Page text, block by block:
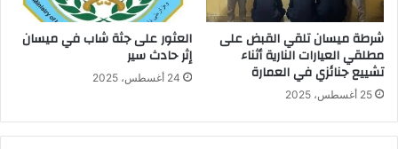
شرطة ميسان تلقي القبض على
مطلقي العيارات النارية أثناء
تشييع جنائزي في العمارة
25 أغسطس، 2025
العثور على جثة شاب في ميسان
إثر حادث سير
24 أغسطس، 2025